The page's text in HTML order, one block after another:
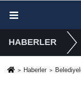
HABERLER
Haberler